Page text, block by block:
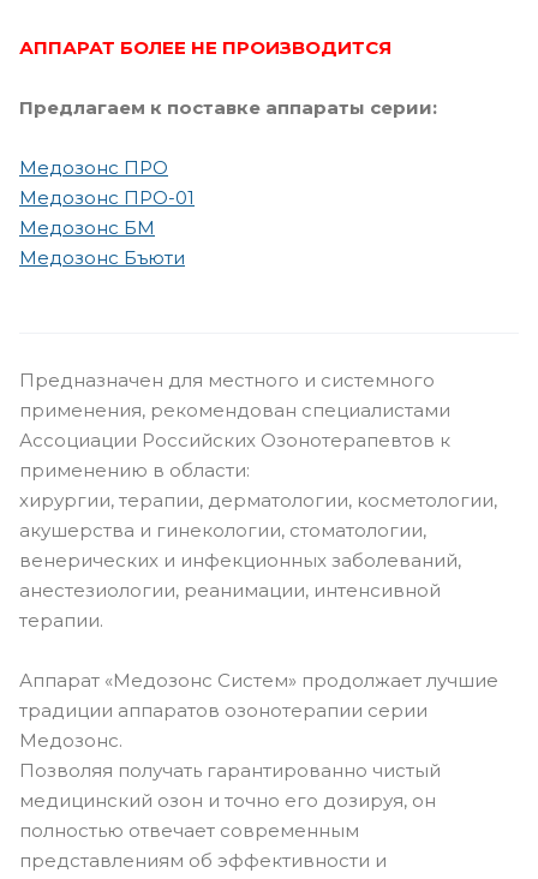
АППАРАТ БОЛЕЕ НЕ ПРОИЗВОДИТСЯ
Предлагаем к поставке аппараты серии:
Медозонс ПРО
Медозонс ПРО-01
Медозонс БМ
Медозонс Бъюти
Предназначен для местного и системного
применения, рекомендован cпециалистами
Ассоциации Российских Озонотерапевтов к
применению в области:
хирургии, терапии, дерматологии, косметологии,
акушерства и гинекологии, стоматологии,
венерических и инфекционных заболеваний,
анестезиологии, реанимации, интенсивной
терапии.
Аппарат «Медозонс Систем» продолжает лучшие
традиции аппаратов озонотерапии серии
Медозонс.
Позволяя получать гарантированно чистый
медицинский озон и точно его дозируя, он
полностью отвечает современным
представлениям об эффективности и